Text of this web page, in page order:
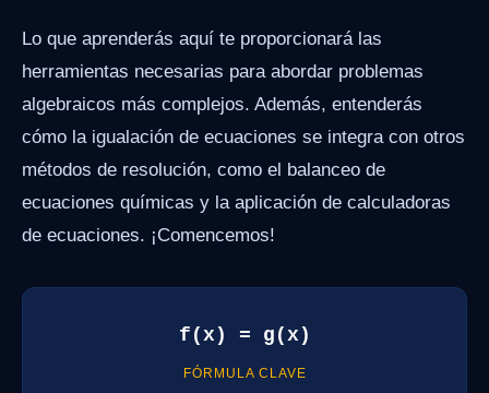
Lo que aprenderás aquí te proporcionará las
herramientas necesarias para abordar problemas
algebraicos más complejos. Además, entenderás
cómo la igualación de ecuaciones se integra con otros
métodos de resolución, como el balanceo de
ecuaciones químicas y la aplicación de calculadoras
de ecuaciones. ¡Comencemos!
f(x) = g(x)
FÓRMULA CLAVE